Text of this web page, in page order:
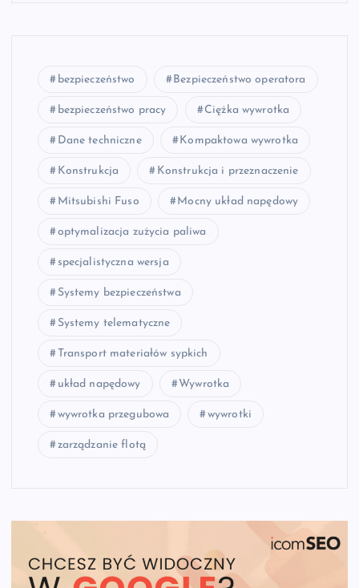
bezpieczeństwo Bezpieczeństwo operatora
bezpieczeństwo pracy Ciężka wywrotka
Dane techniczne Kompaktowa wywrotka
Konstrukcja Konstrukcja i przeznaczenie
Mitsubishi Fuso Mocny układ napędowy
optymalizacja zużycia paliwa
specjalistyczna wersja
Systemy bezpieczeństwa
Systemy telematyczne
Transport materiałów sypkich
układ napędowy Wywrotka
wywrotka przegubowa wywrotki
zarządzanie flotą